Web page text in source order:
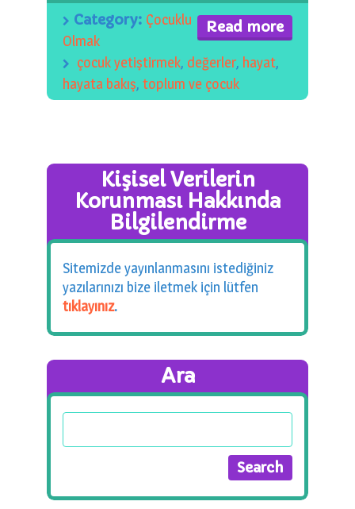
0 km.Bızdıklar Yazılarım
Filmlerimiz
Hadi Bize Yazın
Read more
Category: Çocuklu
Olmak
çocuk yetiştirmek, değerler, hayat,
hayata bakış, toplum ve çocuk
Kişisel Verilerin
Korunması Hakkında
Bilgilendirme
Sitemizde yayınlanmasını istediğiniz
yazılarınızı bize iletmek için lütfen
tıklayınız.
Ara